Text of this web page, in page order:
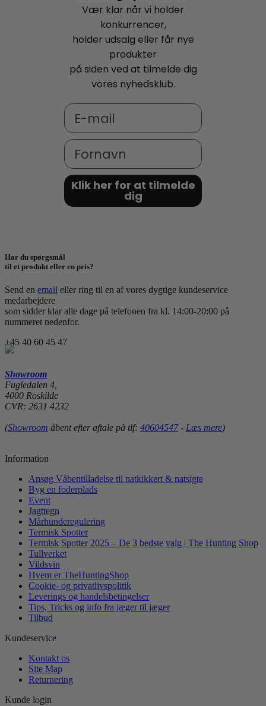
Vær klar når vi holder
konkurrencer,
holder udsalg eller får nye
produkter
på siden ved at tilmelde dig
vores nyhedsklub.
Email
Fornavn
Klik her for at tilmelde
dig
Har du spørgsmål
til et produkt eller en pris?
Send en email eller ring til en af vores dygtige kundeservice
medarbejdere
som sidder klar alle dage på telefonen fra kl. 14:00-20:00 på
nummeret nedenfor.
+45 40 60 45 47
Showroom
Fugledalen 4,
4000 Roskilde
CVR: 2631 4232
(Showroom åbent efter aftale på tlf: 40604547- Læs mere)
Information
Ansøg Våbentilladelse til natkikkert & natsigte
Byg en foderplads
Event
Jagttegn
Mårhunderegulering
Termisk Spotter
Termisk Spotter 2025 – De 3 bedste valg | The Hunting Shop
Tullverket
Vildsvin
Hvem er TheHuntingShop
Cookie- og privatlivspolitik
Leverings og handelsbetingelser
Tips, Tricks og info fra jæger til jæger
Tilbud
Kundeservice
Kontakt os
Site Map
Returnering
Kunde login